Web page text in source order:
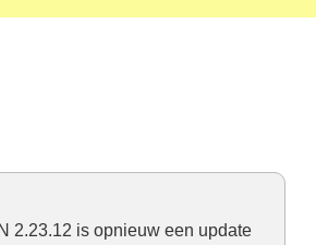
2.23.12 is opnieuw een update